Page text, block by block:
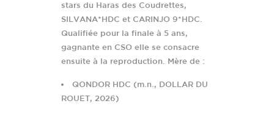
stars du Haras des Coudrettes,
SILVANA*HDC et CARINJO 9*HDC.
Qualifiée pour la finale à 5 ans,
gagnante en CSO elle se consacre
ensuite à la reproduction. Mère de :
QONDOR HDC (m.n., DOLLAR DU
ROUET, 2026)